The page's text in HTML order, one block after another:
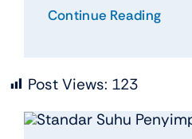
Continue Reading
Post Views: 123